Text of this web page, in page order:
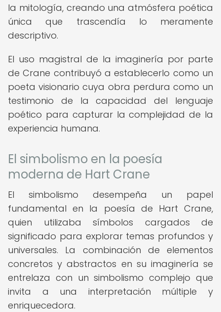
la mitología, creando una atmósfera poética
única que trascendía lo meramente
descriptivo.
El uso magistral de la imaginería por parte
de Crane contribuyó a establecerlo como un
poeta visionario cuya obra perdura como un
testimonio de la capacidad del lenguaje
poético para capturar la complejidad de la
experiencia humana.
El simbolismo en la poesía
moderna de Hart Crane
El simbolismo desempeña un papel
fundamental en la poesía de Hart Crane,
quien utilizaba símbolos cargados de
significado para explorar temas profundos y
universales. La combinación de elementos
concretos y abstractos en su imaginería se
entrelaza con un simbolismo complejo que
invita a una interpretación múltiple y
enriquecedora.